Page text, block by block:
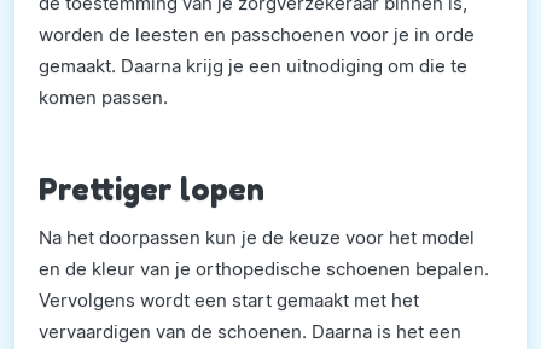
worden de leesten en passchoenen voor je in orde
gemaakt. Daarna krijg je een uitnodiging om die te
komen passen.
Prettiger lopen
Na het doorpassen kun je de keuze voor het model
en de kleur van je orthopedische schoenen bepalen.
Vervolgens wordt een start gemaakt met het
vervaardigen van de schoenen. Daarna is het een